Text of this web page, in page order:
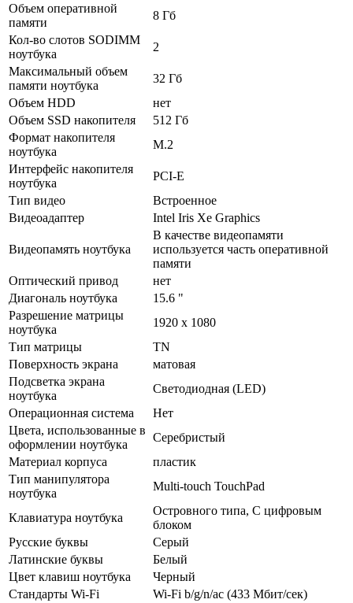
Объем оперативной
памяти
8 Гб
Кол-во слотов SODIMM
ноутбука
2
Максимальный объем
памяти ноутбука
32 Гб
Объем HDD
нет
Объем SSD накопителя
512 Гб
Формат накопителя
ноутбука
M.2
Интерфейс накопителя
ноутбука
PCI-E
Тип видео
Встроенное
Видеоадаптер
Intel Iris Xe Graphics
Видеопамять ноутбука
В качестве видеопамяти
используется часть оперативной
памяти
Оптический привод
нет
Диагональ ноутбука
15.6 "
Разрешение матрицы
ноутбука
1920 x 1080
Тип матрицы
TN
Поверхность экрана
матовая
Подсветка экрана
ноутбука
Светодиодная (LED)
Операционная система
Нет
Цвета, использованные в
оформлении ноутбука
Серебристый
Материал корпуса
пластик
Тип манипулятора
ноутбука
Multi-touch TouchPad
Клавиатура ноутбука
Островного типа, С цифровым
блоком
Русские буквы
Серый
Латинские буквы
Белый
Цвет клавиш ноутбука
Черный
Стандарты Wi-Fi
Wi-Fi b/­g/­n/­ac (433 Мбит/­сек)